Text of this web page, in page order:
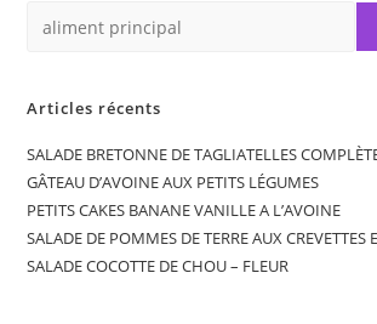
Articles récents
SALADE BRETONNE DE TAGLIATELLES
GÂTEAU D’AVOINE AUX PETITS LÉGUMES
PETITS CAKES BANANE VANILLE A L’AVOINE
SALADE DE POMMES DE TERRE AUX CREVETTES
SALADE COCOTTE DE CHOU – FLEUR